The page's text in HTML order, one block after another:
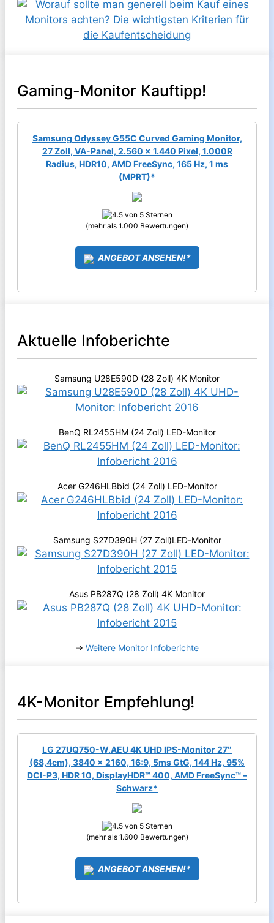
Gaming-Monitor Kauftipp!
Samsung Odyssey G55C Curved Gaming Monitor,
27 Zoll, VA-Panel, 2.560 x 1.440 Pixel, 1.000R
Radius, HDR10, AMD FreeSync, 165 Hz, 1 ms
(MPRT)*
(mehr als 1.000 Bewertungen)
ANGEBOT ANSEHEN!*
Aktuelle Infoberichte
Samsung U28E590D (28 Zoll) 4K Monitor
BenQ RL2455HM (24 Zoll) LED-Monitor
Acer G246HLBbid (24 Zoll) LED-Monitor
Samsung S27D390H (27 Zoll)LED-Monitor
Asus PB287Q (28 Zoll) 4K Monitor
⇒ Weitere Monitor Infoberichte
4K-Monitor Empfehlung!
LG 27UQ750-W.AEU 4K UHD IPS-Monitor 27″
(68,4cm), 3840 x 2160, 16:9, 5ms GtG, 144 Hz, 95%
DCI-P3, HDR 10, DisplayHDR™ 400, AMD FreeSync™ –
Schwarz*
(mehr als 1.600 Bewertungen)
ANGEBOT ANSEHEN!*